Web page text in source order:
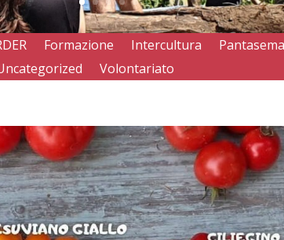
Formazione Intercultura
Volontariato